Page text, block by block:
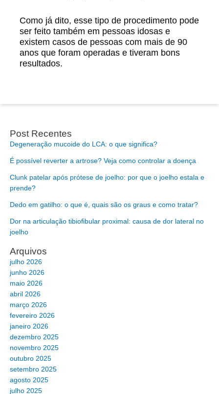
Como já dito, esse tipo de procedimento pode
ser feito também em pessoas idosas e
existem casos de pessoas com mais de 90
anos que foram operadas e tiveram bons
resultados.
Post Recentes
Degeneração mucoide do LCA: o que significa?
É possível reverter a artrose? Veja como controlar a doença
Clunk patelar após prótese de joelho: por que o joelho estala e
prende?
Dedo em gatilho: o que é, quais são os graus e como tratar?
Dor na articulação tibiofibular proximal: causa de dor lateral no
joelho
Arquivos
julho 2026
junho 2026
maio 2026
abril 2026
março 2026
fevereiro 2026
janeiro 2026
dezembro 2025
novembro 2025
outubro 2025
setembro 2025
agosto 2025
julho 2025